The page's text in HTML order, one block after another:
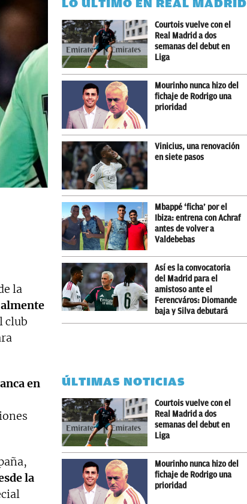
la
club
en
la
LO ÚLTIMO EN REAL MADRID
Courtois vuelve con el
Real Madrid a dos
semanas del debut en
Liga
Mourinho nunca hizo del
fichaje de Rodrigo una
prioridad
Vinicius, una renovación
en siete pasos
Mbappé ‘ficha’ por el
Ibiza: entrena con Achraf
antes de volver a
Valdebebas
Así es la convocatoria
del Madrid para el
amistoso ante el
Ferencváros: Diomande
baja y Silva debutará
ÚLTIMAS NOTICIAS
Courtois vuelve con el
Real Madrid a dos
semanas del debut en
Liga
Mourinho nunca hizo del
fichaje de Rodrigo una
prioridad